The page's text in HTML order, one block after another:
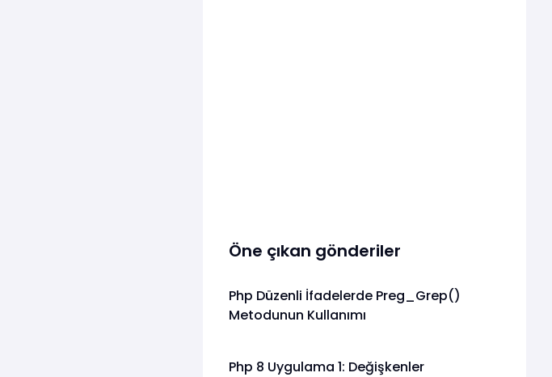
Öne çıkan gönderiler
Php Düzenli İfadelerde Preg_Grep()
Metodunun Kullanımı
Php 8 Uygulama 1: Değişkenler